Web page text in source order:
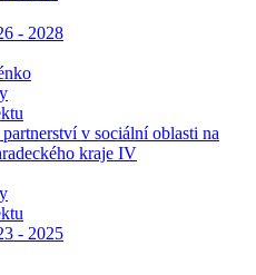
- 2028
v sociální oblasti na
kraje IV
- 2025